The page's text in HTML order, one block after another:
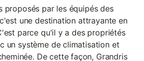
proposés par les équipés des
une destination attrayante en
parce qu'il y a des propriétés
un système de climatisation et
De cette façon, Grandris